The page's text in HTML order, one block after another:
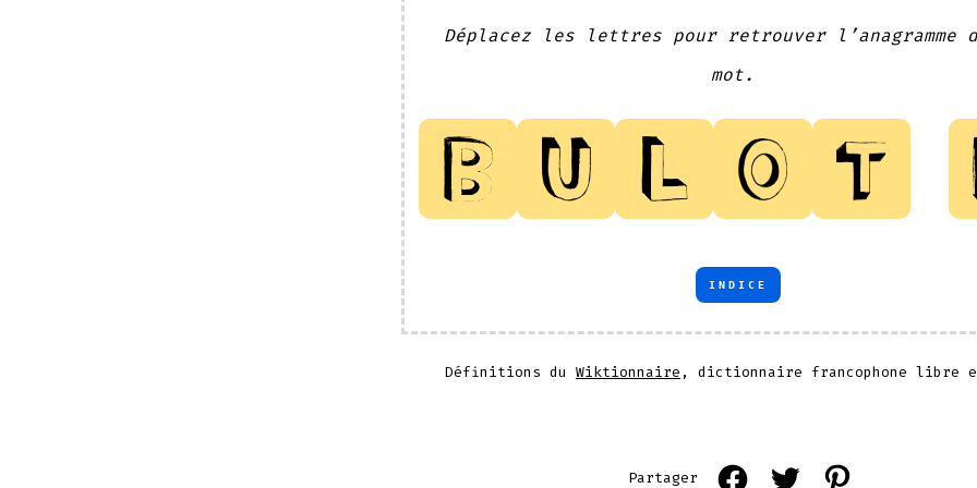
Déplacez les lettres pour retrouver l’anagramme
mot.
INDICE
Définitions du Wiktionnaire , dictionnaire francophone libre
Partager Open Open